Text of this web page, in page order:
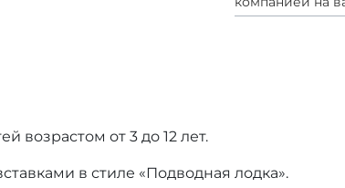
возрастом от 3 до 12 лет.
в стиле «Подводная лодка».